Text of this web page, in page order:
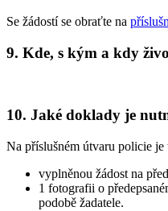
Se žádostí se obraťte na
9. Kde, s kým a kdy
10. Jaké doklady je
Na příslušném útvaru policie je
vyplněnou žádost na
1 fotografii o
podobě žadatele.